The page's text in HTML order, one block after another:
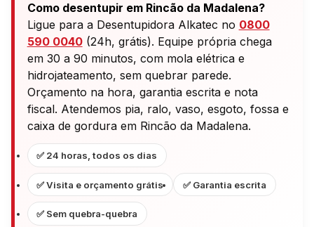
Como desentupir em Rincão da Madalena?
Ligue para a Desentupidora Alkatec no 0800
590 0040(24h, grátis). Equipe própria chega
em 30 a 90 minutos, com mola elétrica e
hidrojateamento, sem quebrar parede.
Orçamento na hora, garantia escrita e nota
fiscal. Atendemos pia, ralo, vaso, esgoto, fossa e
caixa de gordura em Rincão da Madalena.
✅ 24 horas, todos os dias
✅ Visita e orçamento grátis ✅ Garantia escrita
✅ Sem quebra-quebra